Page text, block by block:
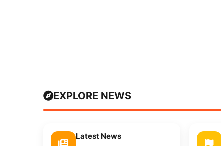
EXPLORE NEWS
Latest News